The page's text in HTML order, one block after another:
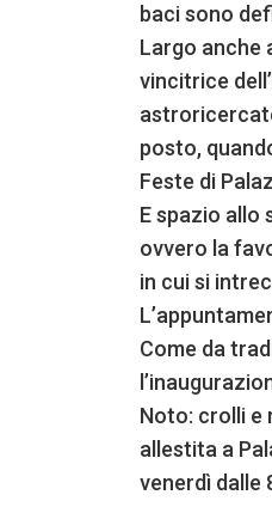
baci sono
Largo anche
vincitrice
posto,
Feste di
E spazio allo
ovvero la
in cui si
Come da
Noto: crolli e
allestita a
venerdì dalle